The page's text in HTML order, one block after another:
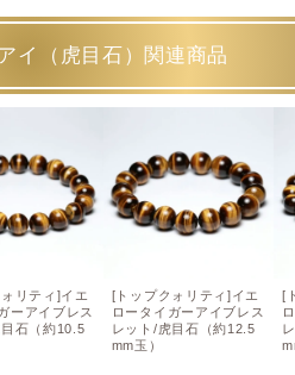
イ（虎目石）関連商品
リティ]イエ
ーアイブレス
石（約10.5
[トップクォリティ]イエ
ロータイガーアイブレス
レット/虎目石（約12.5
mm玉）
[